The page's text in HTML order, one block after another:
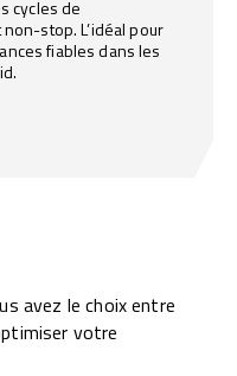
cycles de
stop. L’idéal pour
fiables dans les
avez le choix entre
votre